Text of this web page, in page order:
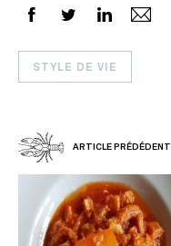
STYLE DE VIE
ARTICLE PRÉDÉDENT